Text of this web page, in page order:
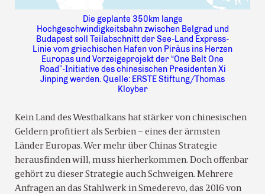
Die geplante 350km lange
Hochgeschwindigkeitsbahn zwischen Belgrad und
Budapest soll Teilabschnitt der See-Land Express-
Linie vom griechischen Hafen von Piräus ins Herzen
Europas und Vorzeigeprojekt der “One Belt One
Road”-Initiative des chinesischen Presidenten Xi
Jinping werden. Quelle: ERSTE Stiftung/Thomas
Kloyber
Kein Land des Westbalkans hat stärker von chinesischen
Geldern profitiert als Serbien – eines der ärmsten
Länder Europas. Wer mehr über Chinas Strategie
herausfinden will, muss hierherkommen. Doch offenbar
gehört zu dieser Strategie auch Schweigen. Mehrere
Anfragen an das Stahlwerk in Smederevo, das 2016 von